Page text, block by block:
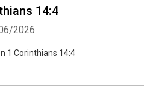
14:4
2026
1 Corinthians 14:4